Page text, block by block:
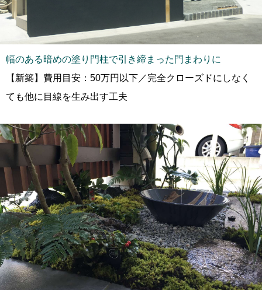
幅のある暗めの塗り門柱で引き締まった門まわりに
【新築】費用目安：50万円以下／完全クローズドにしなく
ても他に目線を生み出す工夫